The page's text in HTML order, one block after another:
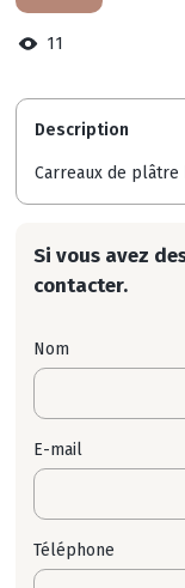
11
Description
Carreaux de plâtre
Si vous avez
contacter.
Nom
E-mail
Téléphone